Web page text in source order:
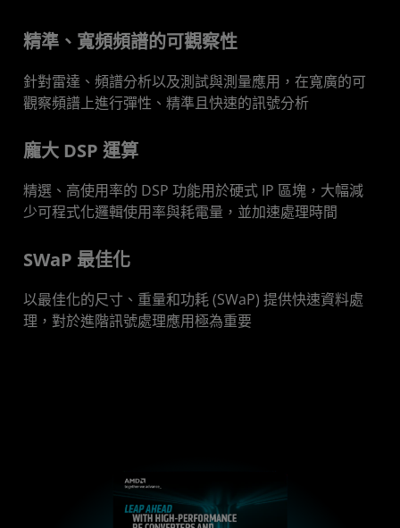
精準、寬頻頻譜的可觀察性
針對雷達、頻譜分析以及測試與測量應用，在寬廣的可
觀察頻譜上進行彈性、精準且快速的訊號分析
龐大 DSP 運算
精選、高使用率的 DSP 功能用於硬式 IP 區塊，大幅減
少可程式化邏輯使用率與耗電量，並加速處理時間
‌SWaP 最佳化
以最佳化的尺寸、重量和功耗 (SWaP) 提供快速資料處
理，對於進階訊號處理應用極為重要